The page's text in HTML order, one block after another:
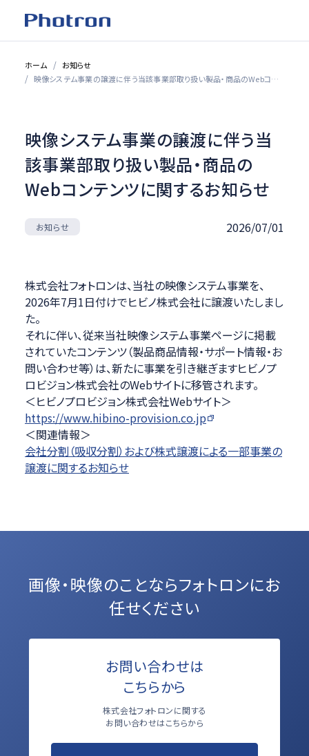
ホーム
お知らせ
映像システム事業の譲渡に伴う当該事業部取り扱い製品・商品のWebコンテンツに関するお知らせ
映像システム事業の譲渡に伴う当
該事業部取り扱い製品・商品の
Webコンテンツに関するお知らせ
お知らせ 2026/07/01
株式会社フォトロンは、当社の映像システム事業を、
2026年7月1日付けでヒビノ株式会社に譲渡いたしまし
た。
それに伴い、従来当社映像システム事業ページに掲載
されていたコンテンツ（製品商品情報・サポート情報・お
問い合わせ等）は、新たに事業を引き継ぎますヒビノプ
ロビジョン株式会社のWebサイトに移管されます。
＜ヒビノプロビジョン株式会社Webサイト＞
https://www.hibino-provision.co.jp
＜関連情報＞
会社分割（吸収分割）および株式譲渡による一部事業の
譲渡に関するお知らせ
画像・映像のことならフォトロンにお
任せください
お問い合わせは
こちらから
株式会社フォトロンに関する
お問い合わせはこちらから